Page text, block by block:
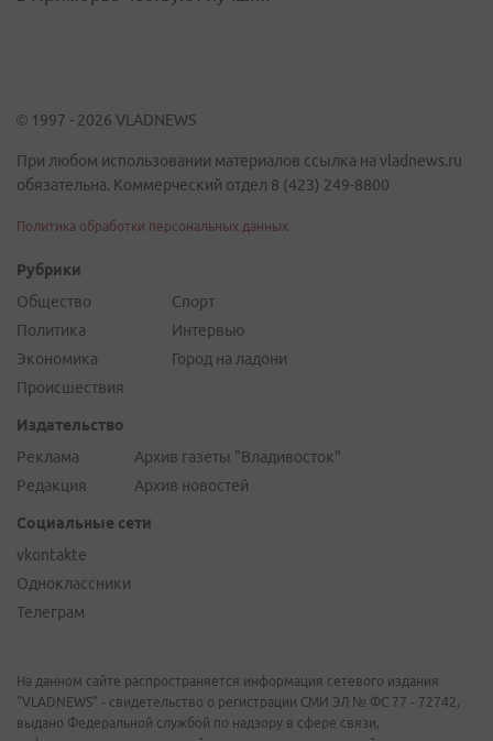
© 1997 - 2026 VLADNEWS
При любом использовании материалов ссылка на vladnews.ru
обязательна. Коммерческий отдел 8 (423) 249-8800
Политика обработки персональных данных
Рубрики
Общество
Политика
Экономика
Происшествия
Спорт
Интервью
Город на ладони
Издательство
Реклама
Редакция
Архив газеты "Владивосток"
Архив новостей
Социальные сети
vkontakte
Одноклассники
Телеграм
На данном сайте распространяется информация сетевого издания
"VLADNEWS" - свидетельство о регистрации СМИ ЭЛ № ФС 77 - 72742,
выдано Федеральной службой по надзору в сфере связи,